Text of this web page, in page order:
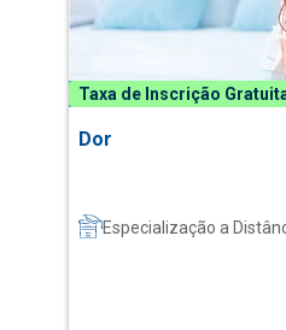
Taxa de Inscrição
Dor
Especialização a